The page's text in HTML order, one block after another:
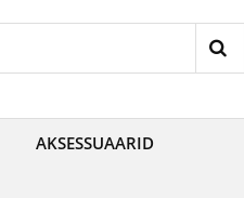
AKSESSUAARID